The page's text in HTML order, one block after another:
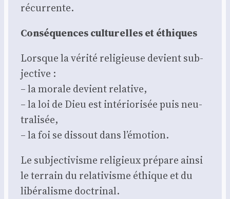
récur­rente.
Consé­quences cultu­relles et éthiques
Lorsque la véri­té reli­gieuse devient sub­
jec­tive :
– la morale devient rela­tive,
– la loi de Dieu est inté­rio­ri­sée puis neu­
tra­li­sée,
– la foi se dis­sout dans l’émotion.
Le sub­jec­ti­visme reli­gieux pré­pare ain­si
le ter­rain du rela­ti­visme éthique et du
libé­ra­lisme doc­tri­nal.